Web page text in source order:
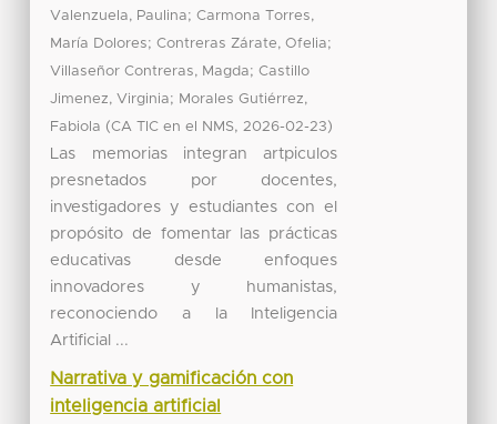
Valenzuela, Paulina;Carmona Torres,
María Dolores;Contreras Zárate, Ofelia;
Villaseñor Contreras, Magda;Castillo
Jimenez, Virginia; Morales Gutiérrez,
Fabiola (CA TIC en el NMS, 2026-02-23)
Las memorias integran artpiculos
presnetados por docentes,
investigadores y estudiantes con el
propósito de fomentar las prácticas
educativas desde enfoques
innovadores y humanistas,
reconociendo a la Inteligencia
Artificial ...
Narrativa y gamificación con
inteligencia artificial